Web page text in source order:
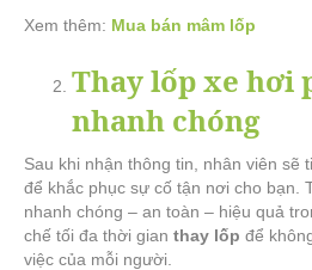
Xem thêm: Mua bán mâm lốp
Thay lốp xe hơi
nhanh chóng
Sau khi nhận thông tin, nhân viên sẽ
để khắc phục sự cố tận nơi cho bạn.
nhanh chóng – an toàn – hiệu quả
chế tối đa thời gian thay lốp để
việc của mỗi người.